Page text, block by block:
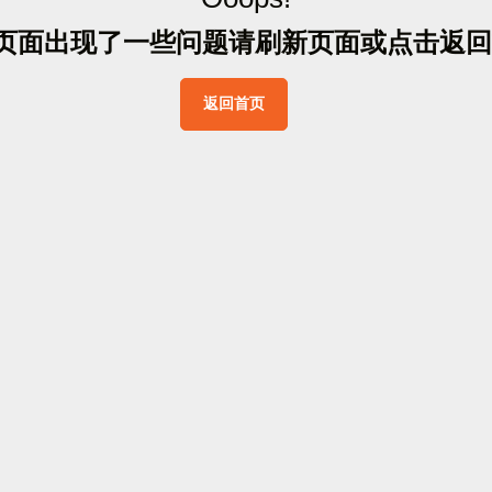
面出现了一些问题请刷新页面或点击返 回
返回首页